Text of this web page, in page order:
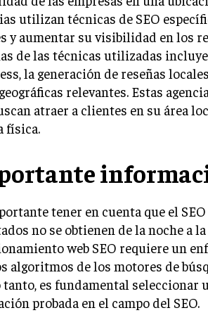
utilizan técnicas de SEO
y aumentar su visibilidad en los
de las técnicas utilizadas
la generación de reseñas
relevantes. Estas
atraer a clientes en su área
física.
tener en cuenta que el
no se obtienen de la noche a la
web SEO requiere un
algoritmos de los motores de
tanto, es fundamental seleccionar
probada en el campo del SEO.